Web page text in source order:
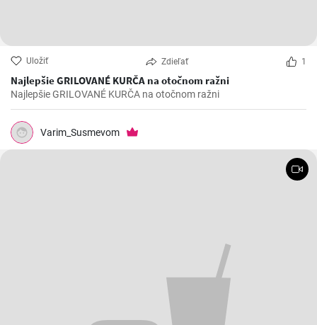
Uložiť Zdieľať 1
Najlepšie GRILOVANÉ KURČA na otočnom ražni
Najlepšie GRILOVANÉ KURČA na otočnom ražni
Varim_Susmevom